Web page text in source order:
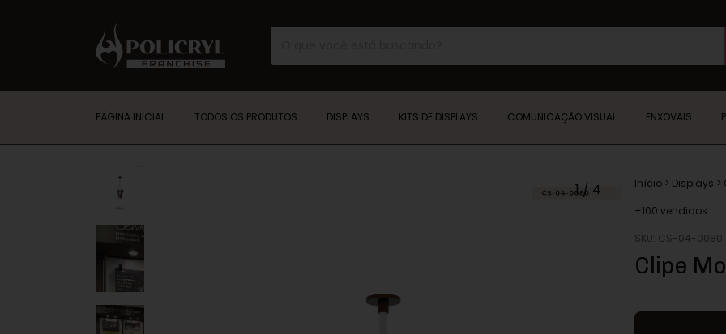
PÁGINA INICIAL TODOS OS PRODUTOS DISPLAYS KITS DE DISPLAYS COMUNICAÇÃO VISUAL ENXOVAIS
1/ 4 Início > Displays >
+100 vendidos
SKU: CS-04-0080
Clipe